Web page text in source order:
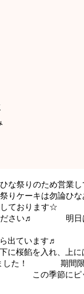
な祭りのため営業し
は勿論ひなあ
意しております☆
ください♬ 明日
から出ていま
に桜餡を入れ、上
ました！ 期間限
季節にピッタ
さい